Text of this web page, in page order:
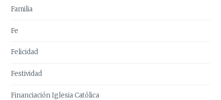
Familia
Fe
Felicidad
Festividad
Financiación Iglesia Católica